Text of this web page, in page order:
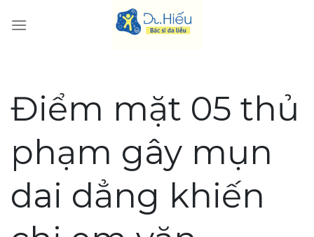
Điểm mặt 05 thủ
phạm gây mụn
dai dẳng khiến